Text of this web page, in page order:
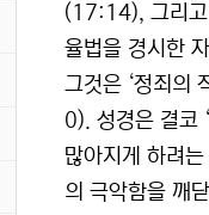
(17:14), 그리
율법을 경시한
그것은 ‘정죄의
0). 성경은 결코
많아지게 하려
의 극악함을 깨